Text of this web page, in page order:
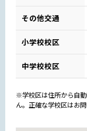
その他交通
小学校校区
中学校校区
※学校区は住所から自
ん。正確な学校区はお問